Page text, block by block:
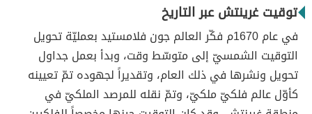
توقيت غرينتش عبر التاريخ
في عام 1670م فكّر العالم جون فلامستيد بعمليّة تحويل
التوقيت الشمسيّ إلى متوسّط وقت، وبدأ بعمل جداول
تحويل ونشرها في ذلك العام، وتقديراً لجهوده تمّ تعيينه
كأوّل عالم فلكيّ ملكيّ، وتمّ نقله للمرصد الملكيّ في